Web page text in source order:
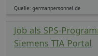
Quelle: germanpersonnel.de
Job als
Siemens TIA Portal